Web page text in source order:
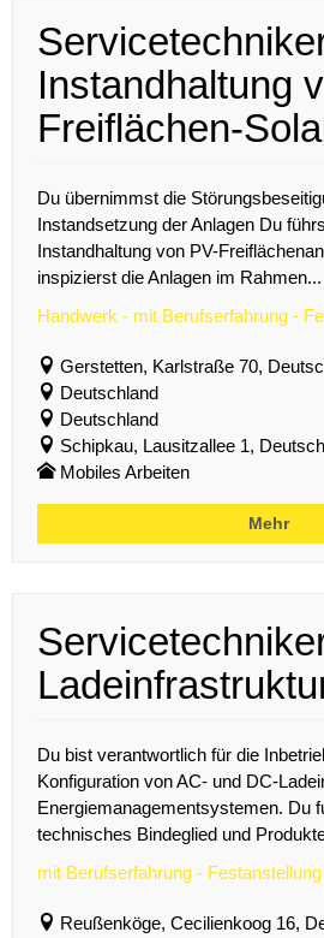
Instandhaltung
Freiflächen-
Du übernimmst die
Instandsetzung der Anlagen Du
Instandhaltung von PV-
inspizierst die Anlagen im Rahmen...
Handwerk - mit Berufserfahrung -
Gerstetten, Karlstraße 70,
Deutschland
Deutschland
Schipkau, Lausitzallee 1,
Mobiles Arbeiten
Mehr
Du bist verantwortlich für die
Konfiguration von AC- und DC-
Energiemanagementsystemen. Du
technisches Bindeglied und
mit Berufserfahrung -
Reußenköge, Cecilienkoog 16,